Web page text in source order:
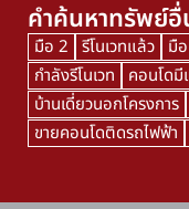
คำค้นหาทรัพย์
มือ 2 รีโนเวทแล้ว มื
กำลังรีโนเวท
คอนโดมี
บ้านเดี่ยวนอกโครงการ
ขายคอนโดติดรถไฟฟ้า